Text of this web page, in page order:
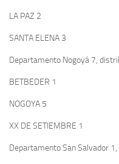
LA PAZ 2
SANTA ELENA 3
Departamento Nogoyá 7,
BETBEDER 1
NOGOYA 5
XX DE SETIEMBRE 1
Departamento San Salvador